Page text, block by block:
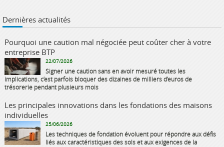
Dernières actualités
Pourquoi une caution mal négociée peut coûter cher à votre
entreprise BTP
22/07/2026
Signer une caution sans en avoir mesuré toutes les
implications, c’est parfois bloquer des dizaines de milliers d’euros de
trésorerie pendant plusieurs mois
Les principales innovations dans les fondations des maisons
individuelles
25/06/2026
Les techniques de fondation évoluent pour répondre aux défis
liés aux caractéristiques des sols et aux exigences de la